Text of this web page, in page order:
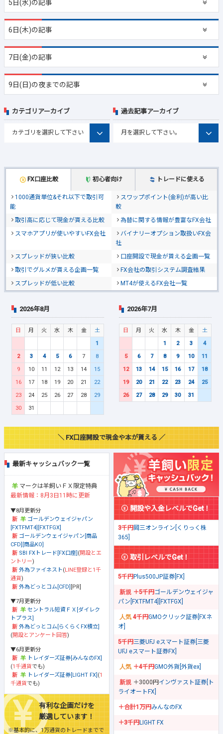
5日(水)の記事
6日(木)の記事
7日(金)の記事
9日(日)の夜までの記事
FX口座比較 初心者向け トレードに使える
1000通貨単位&それ以下で取引可
能
スワップポイント(金利)が高い比
較
取引高に応じて現金が貰える比較
為替に関する情報が豊富なFX会社
スマホアプリが使いやすいFX会社
バイナリーオプション取扱いFX会
社
スプレッドが狭い比較
口座開設で現金が貰える企画一覧
取引でグルメが貰える企画一覧
FX会社の取引システム調査結果
スプレッドが低い比較
MT4が使えるFX会社一覧
カテゴリアーカイブ 過去記事アーカイブ
2026年8月
日 月 火 水 木 金
土
1
2
3 4 5 6 7
8
9
10 11 12 13 14
15
16
17 18 19 20 21
22
23
24 25 26 27 28
29
30
31
2026年7月
日 月 火 水 木 金
土
1
2 3
4
5
6 7 8 9 10
11
12
13 14 15 16 17
18
19
20 21 22 23 24
25
26
27 28 29 30 31
＼ FX口座開設で現金や本が貰える ／
最新キャッシュバック一覧
マークは羊飼いＦＸ限定特典
最新情報：8月3日11時に更新
▼8月更新分
ゴールデンウェイジャパン
[FXTFMT4][FXTFGX]
ゴールデンウェイジャパン[商品
CFD][商品KO]
SBI FXトレード[FX口座] (開設とエ
ントリー)
外為ファイネスト(LINE登録と1千
通貨)
外為どっとコム[CFD] [PR]
▼7月更新分
セントラル短資ＦＸ[ダイレク
トプラス]
外為どっとコム[らくらくFX積立]
(開設とアンケート回答)
▼6月更新分
トレイダーズ証券[みんなのFX]
(1千通貨でも)
トレイダーズ証券[LIGHT FX] (1
千通貨でも)
有利な企画だけを
厳選しています！
※基本的に、1万通貨のトレードまでで
開設や入金レベルでGet！
3千円岡三オンライン[くりっく株
365]
取引レベルでGet！
5千円Plus500JP証券[FX]
＋5千円ゴールデンウェイジャ
パン[FXTFMT4][FXTFGX]
4千円GMOクリック証券[FXネ
オ]
5千円三菱UFJ eスマート証券[三菱
UFJ eスマート証券FX]
＋4千円GMO外貨[外貨ex]
＋3000円 インヴァスト証券[ト
ライオートFX]
＋合計1万円みんなのFX
＋3千円LIGHT FX